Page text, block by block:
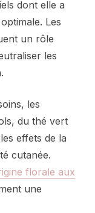
dont elle a
Les
un rôle
les
les
du thé vert
effets de la
cutanée.
florale aux
une